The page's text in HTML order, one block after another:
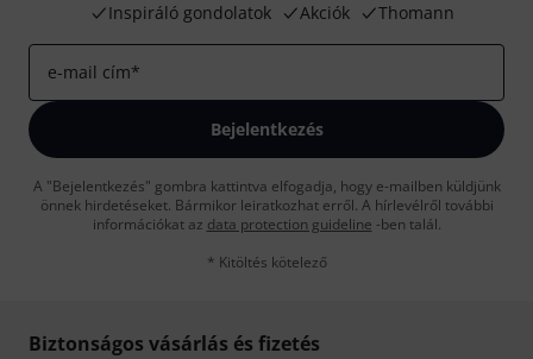
Inspiráló gondolatok
Akciók Thomann
e-mail cím*
Bejelentkezés
A "Bejelentkezés" gombra kattintva elfogadja, hogy e-mailben küldjünk
önnek hirdetéseket. Bármikor leiratkozhat erről. A hírlevélről további
információkat az data protection guideline -ben talál.
* Kitöltés kötelező
Biztonságos vásárlás és fizetés